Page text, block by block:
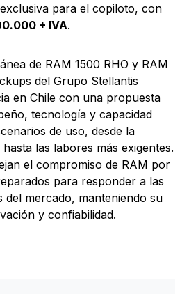
para el copiloto, con
+ IVA.
de RAM 1500 RHO y RAM
del Grupo Stellantis
en Chile con una propuesta
tecnología y capacidad
de uso, desde la
las labores más exigentes.
el compromiso de RAM por
para responder a las
del mercado, manteniendo su
y confiabilidad.